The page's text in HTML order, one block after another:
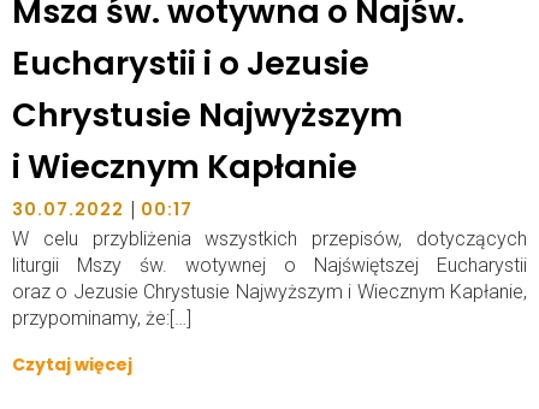
Msza św. wotywna o Najśw.
Eucharystii i o Jezusie
Chrystusie Najwyższym
i Wiecznym Kapłanie
30.07.2022 | 00:17
W celu przybliżenia wszystkich przepisów, dotyczących
liturgii Mszy św. wotywnej o Najświętszej Eucharystii
oraz o Jezusie Chrystusie Najwyższym i Wiecznym Kapłanie,
przypominamy, że:[…]
Czytaj więcej